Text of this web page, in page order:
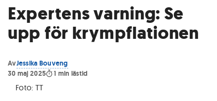
Expertens varning: Se
upp för krympflationen
AvJessika Bouveng
30 maj 2025
1 min lästid
Foto: TT